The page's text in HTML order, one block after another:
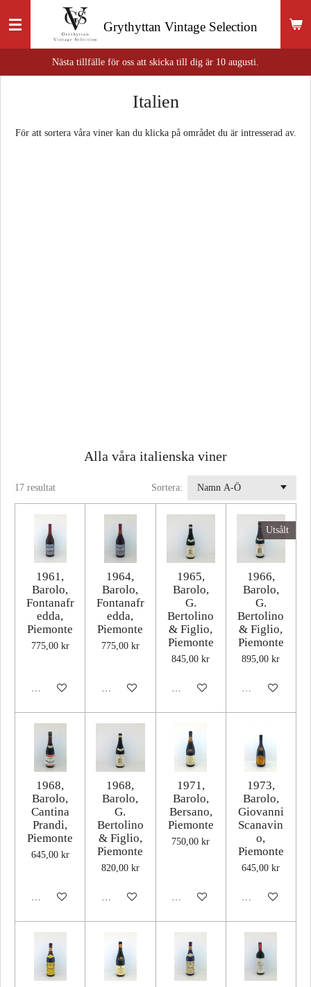
till
huvudinnehållet
Grythyttan Vintage Selection
Nästa tillfälle för oss att skicka till dig är 10 augusti.
Italien
För att sortera våra viner kan du klicka på området du är intresserad av.
Alla våra italienska viner
17 resultat Sortera:
1961,
Barolo,
Fontanafr
edda,
Piemonte
775,00 kr
Lägg till i varukorg
1964,
Barolo,
Fontanafr
edda,
Piemonte
775,00 kr
Lägg till i varukorg
1965,
Barolo,
G.
Bertolino
& Figlio,
Piemonte
845,00 kr
Lägg till i varukorg
Utsålt
1966,
Barolo,
G.
Bertolino
& Figlio,
Piemonte
895,00 kr
Utsåld
1968,
Barolo,
Cantina
Prandi,
Piemonte
645,00 kr
Lägg till i varukorg
1968,
Barolo,
G.
Bertolino
& Figlio,
Piemonte
820,00 kr
Lägg till i varukorg
1971,
Barolo,
Bersano,
Piemonte
750,00 kr
Lägg till i varukorg
1973,
Barolo,
Giovanni
Scanavin
o,
Piemonte
645,00 kr
Lägg till i